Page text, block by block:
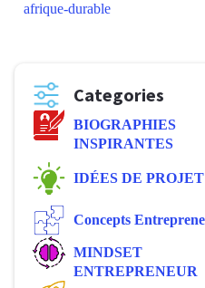
afrique-durable
Categories
BIOGRAPHIES
INSPIRANTES
IDÉES DE PROJET
Concepts
MINDSET
ENTREPRENEUR